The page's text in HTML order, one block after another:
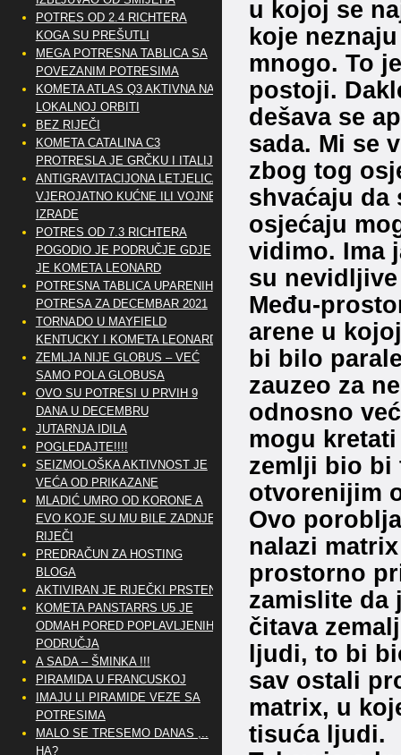
u kojoj se
koje
mnogo. To
postoji.
dešava se
sada. Mi se
zbog tog
shvaćaju da
osjećaju
vidimo. Ima
su
Među-
arene u
bi bilo
zauzeo za
odnosno
mogu
zemlji bio bi
otvorenijim
Ovo
nalazi
prostorno
zamislite da
čitava
ljudi, to bi
sav ostali
matrix, u
tisuća ljudi.
POTRES OD 2.4 RICHTERA
KOGA SU PREŠUTLI
MEGA POTRESNA TABLICA SA
POVEZANIM POTRESIMA
KOMETA ATLAS Q3 AKTIVNA NA
LOKALNOJ ORBITI
BEZ RIJEČI
KOMETA CATALINA C3
PROTRESLA JE GRČKU I ITALIJU
ANTIGRAVITACIJONA LETJELICA
VJEROJATNO KUĆNE ILI VOJNE
IZRADE
POTRES OD 7.3 RICHTERA
POGODIO JE PODRUČJE GDJE
JE KOMETA LEONARD
POTRESNA TABLICA UPARENIH
POTRESA ZA DECEMBAR 2021
TORNADO U MAYFIELD
KENTUCKY I KOMETA LEONARD
ZEMLJA NIJE GLOBUS – VEĆ
SAMO POLA GLOBUSA
OVO SU POTRESI U PRVIH 9
DANA U DECEMBRU
JUTARNJA IDILA
POGLEDAJTE!!!!
SEIZMOLOŠKA AKTIVNOST JE
VEĆA OD PRIKAZANE
MLADIĆ UMRO OD KORONE A
EVO KOJE SU MU BILE ZADNJE
RIJEČI
PREDRAČUN ZA HOSTING
BLOGA
AKTIVIRAN JE RIJEČKI PRSTEN
KOMETA PANSTARRS U5 JE
ODMAH PORED POPLAVLJENIH
PODRUČJA
A SADA – ŠMINKA !!!
PIRAMIDA U FRANCUSKOJ
IMAJU LI PIRAMIDE VEZE SA
POTRESIMA
MALO SE TRESEMO DANAS ,..
HA?